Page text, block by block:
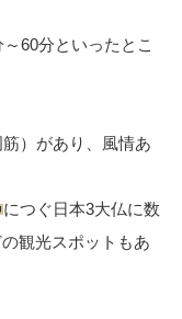
60分といったとこ
）があり、風情あ
につぐ日本3大仏に数
観光スポットもあ